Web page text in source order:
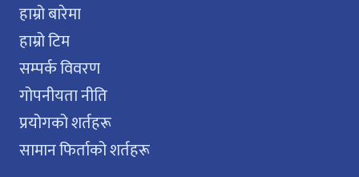
हाम्रो बारेमा
हाम्रो टिम
सम्पर्क विवरण
गोपनीयता नीति
प्रयोगको शर्तहरू
सामान फिर्ताको शर्तहरू